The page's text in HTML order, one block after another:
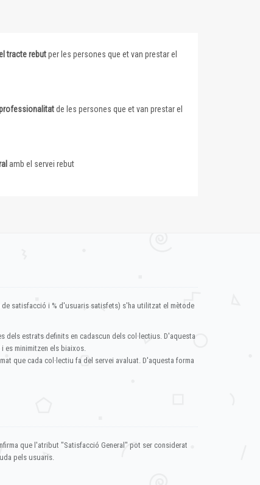
tracte rebutper les persones que et van prestar el
de les persones que et van prestar el
amb el servei rebut
satisfacció i % d'usuaris satisfets) s'ha utilitzat el mètode
dels estrats definits en cadascun dels col·lectius. D'aquesta
es minimitzen els biaixos.
que cada col·lectiu fa del servei avaluat. D'aquesta forma
que l'atribut "Satisfacció General" pot ser considerat
pels usuaris.